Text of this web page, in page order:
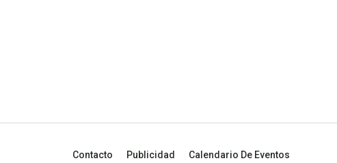
Contacto Publicidad Calendario De Eventos